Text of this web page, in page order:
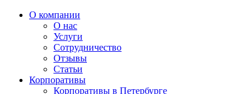
О компании
О нас
Услуги
Сотрудничество
Отзывы
Статьи
Корпоративы
Корпоративы в Петербурге